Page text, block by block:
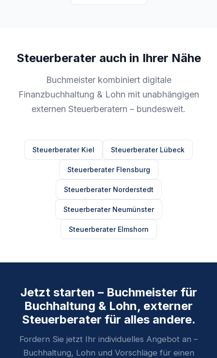
Steuerberater auch in Ihrer Nähe
Buchmeister kombiniert digitale
Finanzbuchhaltung & Lohn mit unabhängigen
externen Steuerberatern – bundesweit.
Steuerberater Kiel Steuerberater Lübeck
Steuerberater Flensburg
Steuerberater Norderstedt
Steuerberater Neumünster
Steuerberater Elmshorn
Jetzt starten – Buchmeister für
Buchhaltung & Lohn, externer
Steuerberater für alles andere.
Fordern Sie jetzt Ihr individuelles Angebot an –
Buchhaltung, Lohn und Vorschläge für einen